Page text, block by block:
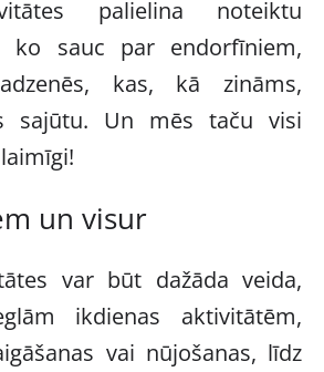
palielina noteiktu
ko sauc par endorfīniem,
kas, kā zināms,
sajūtu. Un mēs taču visi
un visur
var būt dažāda veida,
ikdienas aktivitātēm,
vai nūjošanas, līdz